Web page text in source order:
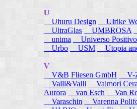
U
Uhuru Design
Ulrike
UltraGlas
UMBROSA
unima
Universo Positivo
Urbo
USM Utopia
V
V&B Fliesen GmbH
V-
Valli&Valli
Valmori
Aurora
van Esch Van
Varaschin
Varenna